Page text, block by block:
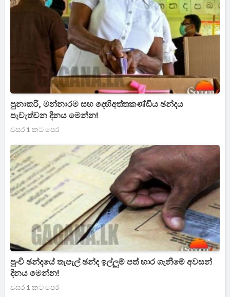
පුනාකරි, මන්නාරම සහ දෙහිඅත්තකණ්ඩිය ඡන්දය
පැවැත්වන දිනය මෙන්න!
වසර 1 කට පෙර
පුංචි ඡන්දයේ තැපැල් ඡන්ද ඉල්ලුම් පත් භාර ගැනීමේ අවසන්
දිනය මෙන්න!
වසර 1 කට පෙර